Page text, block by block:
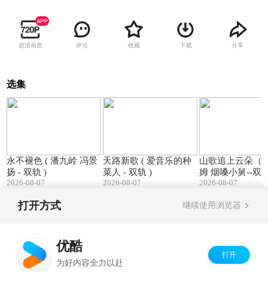
超清画质 评论 收藏 下载 分享
选集
永不褪色 ( 潘九岭 冯景
扬 - 双轨 )
2026-08-07
天路新歌 ( 爱音乐的种
菜人 - 双轨 )
2026-08-07
山歌追上云朵（
姆 烟嗓小舅--双
2026-08-07
打开方式 继续使用浏览器
优酷
为好内容全力以赴
打开